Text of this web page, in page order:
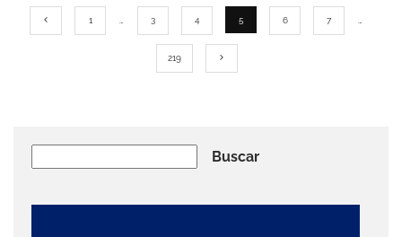
1 3 4 5 6 7
219
Buscar